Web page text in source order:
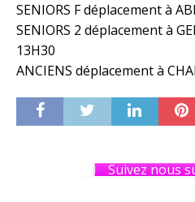
SENIORS F déplacement à
SENIORS 2 déplacement à
13H30
ANCIENS déplacement à
Suivez nous